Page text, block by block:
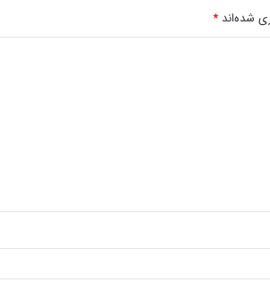
شده‌اند *